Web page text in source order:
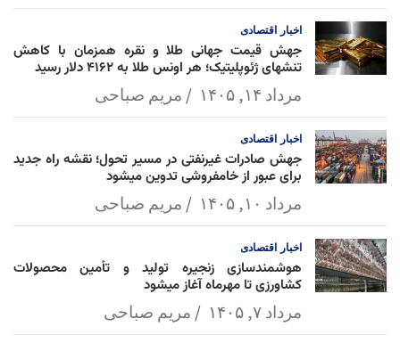
p
k
l
اخبار اقتصادی
جهش قیمت جهانی طلا و نقره همزمان با کاهش
تنشهای ژئوپلیتیک؛ هر اونس طلا به ۴۱۶۲ دلار رسید
مرداد ۱۴, ۱۴۰۵ مریم صباحی
اخبار اقتصادی
جهش صادرات غیرنفتی در مسیر تحول؛ نقشه راه جدید
برای عبور از خامفروشی تدوین میشود
مرداد ۱۰, ۱۴۰۵ مریم صباحی
اخبار اقتصادی
هوشمندسازی زنجیره تولید و تأمین محصولات
کشاورزی تا مهرماه آغاز میشود
مرداد ۷, ۱۴۰۵ مریم صباحی